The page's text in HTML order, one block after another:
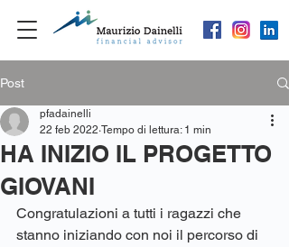
Post
HA INIZIO IL PROGETTO
GIOVANI
pfadainelli
22 feb 2022 Tempo di lettura: 1 min
Congratulazioni a tutti i ragazzi che
stanno iniziando con noi il percorso di